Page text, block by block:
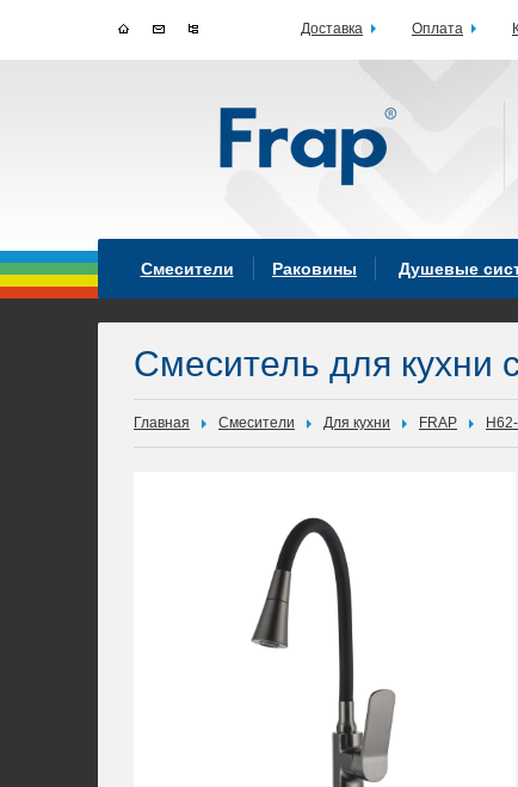
Смесители Раковины Душевые
Смеситель для кухни
Главная Смесители Для кухни FRAP
Доставка Оплата